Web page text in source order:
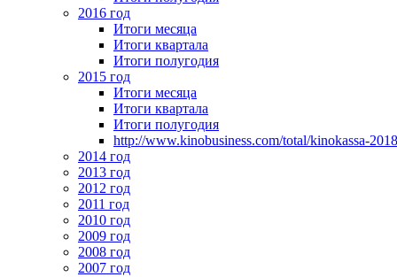
2016 год
Итоги месяца
Итоги квартала
Итоги полугодия
2015 год
Итоги месяца
Итоги квартала
Итоги полугодия
http://www.kinobusiness.com/total/kinokassa-
2014 год
2013 год
2012 год
2011 год
2010 год
2009 год
2008 год
2007 год